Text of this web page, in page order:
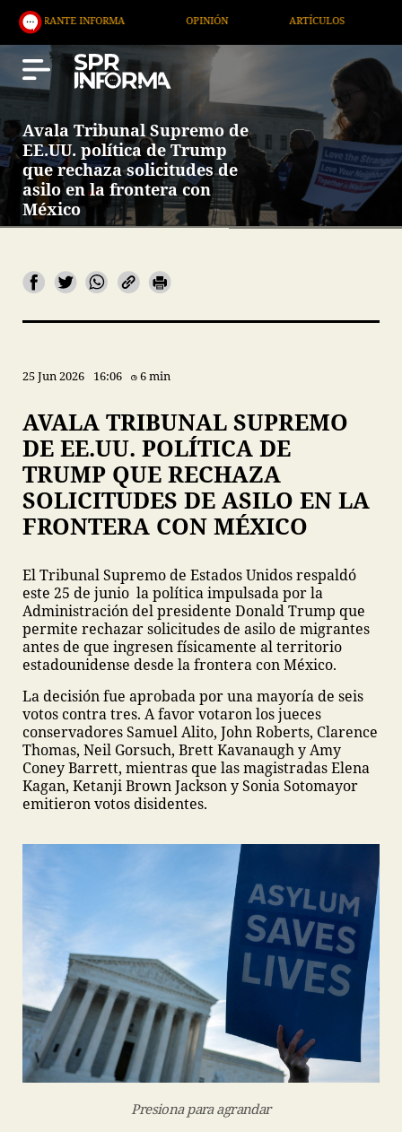
OPINIÓN ARTÍCULOS ARTE /
Avala Tribunal Supremo de
EE.UU. política de Trump
que rechaza solicitudes de
asilo en la frontera con
México
25 Jun 2026 16:06 6 min
AVALA TRIBUNAL SUPREMO
DE EE.UU. POLÍTICA DE
TRUMP QUE RECHAZA
SOLICITUDES DE ASILO EN LA
FRONTERA CON MÉXICO
El Tribunal Supremo de Estados Unidos respaldó
este 25 de junio la política impulsada por la
Administración del presidente Donald Trump que
permite rechazar solicitudes de asilo de migrantes
antes de que ingresen físicamente al territorio
estadounidense desde la frontera con México.
La decisión fue aprobada por una mayoría de seis
votos contra tres. A favor votaron los jueces
conservadores Samuel Alito, John Roberts, Clarence
Thomas, Neil Gorsuch, Brett Kavanaugh y Amy
Coney Barrett, mientras que las magistradas Elena
Kagan, Ketanji Brown Jackson y Sonia Sotomayor
emitieron votos disidentes.
Presiona para agrandar